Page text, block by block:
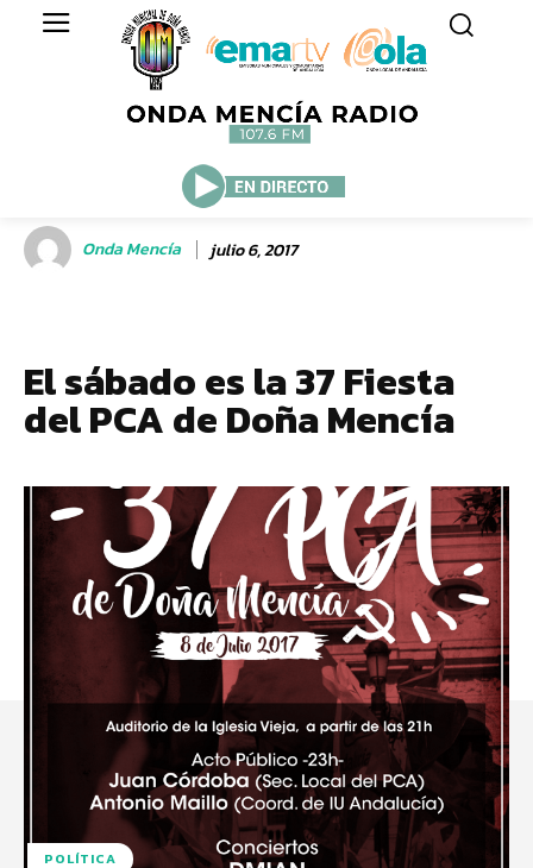
Onda Mencía julio 6, 2017
El sábado es la 37 Fiesta
del PCA de Doña Mencía
POLÍTICA